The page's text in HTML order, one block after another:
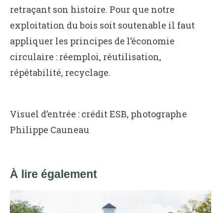
retraçant son histoire. Pour que notre
exploitation du bois soit soutenable il faut
appliquer les principes de l’économie
circulaire : réemploi, réutilisation,
répétabilité, recyclage.
Visuel d’entrée : crédit ESB, photographe
Philippe Cauneau
À lire également